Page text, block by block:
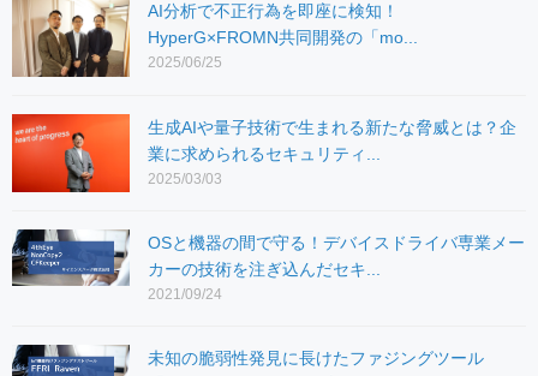
AI分析で不正行為を即座に検知！
HyperG×FROMN共同開発の「mo...
2025/06/25
生成AIや量子技術で生まれる新たな脅威とは？企
業に求められるセキュリティ...
2025/03/03
OSと機器の間で守る！デバイスドライバ専業メー
カーの技術を注ぎ込んだセキ...
2021/09/24
未知の脆弱性発見に長けたファジングツール